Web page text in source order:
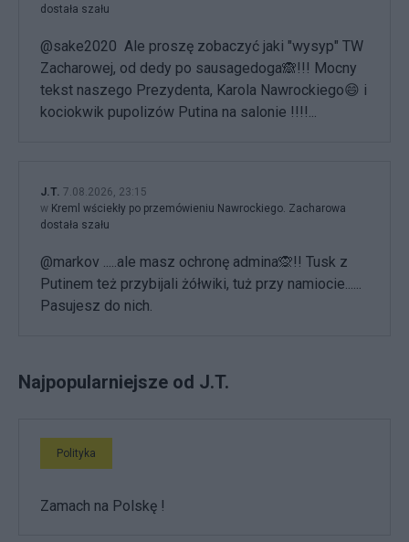
dostała szału
@sake2020 Ale proszę zobaczyć jaki "wysyp" TW
Zacharowej, od dedy po sausagedoga🙈!!! Mocny
tekst naszego Prezydenta, Karola Nawrockiego😄 i
kociokwik pupolizów Putina na salonie !!!!...
J.T. 7.08.2026, 23:15
w Kreml wściekły po przemówieniu Nawrockiego. Zacharowa
dostała szału
@markov .....ale masz ochronę admina🙊!! Tusk z
Putinem też przybijali żółwiki, tuż przy namiocie......
Pasujesz do nich.
Najpopularniejsze od J.T.
Polityka
Zamach na Polskę !